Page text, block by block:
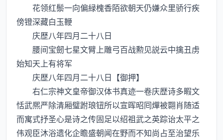
花领红鬃一向偏緑槐香陌欲朝天仍嫌众里骄行疾
傍镫深藏白玉鞭
庆歴八年四月二十八日
腰间宝劒七星文臂上雕弓百战勲见説云中擒丑虏
始知天上有将军
庆歴八年四月二十八日【御押】
右仁宗神文皇帝御汉体书真迹一卷庆歴诗多睱文
恬武熈严除清厢璧跗琅钮所以宣晖昭囘燀被翾肖随适
而寓式抒圣心是诗之传固足以绍祖武之英踪诒太平之
伟观臣沐浴遗化企瞻盛朝闻在野而不知尚占至治望乐